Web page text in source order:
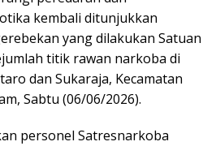
kembali ditunjukkan
yang dilakukan Satuan
titik rawan narkoba di
dan Sukaraja, Kecamatan
Sabtu (06/06/2026).
personel Satresnarkoba